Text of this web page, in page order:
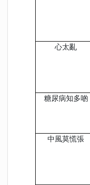
心太亂
糖尿病知多啲
中風莫慌張